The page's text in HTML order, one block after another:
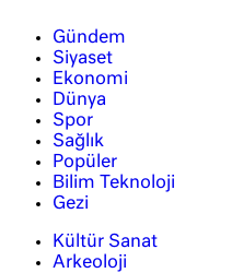
Gündem
Siyaset
Ekonomi
Dünya
Spor
Sağlık
Popüler
Bilim Teknoloji
Gezi
Kültür Sanat
Arkeoloji